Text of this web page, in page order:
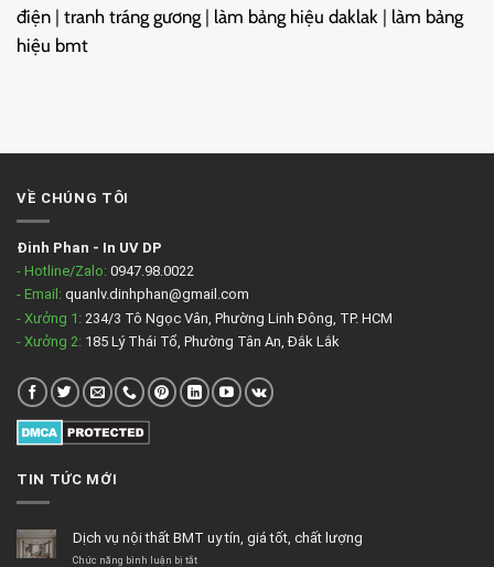
điện | tranh tráng gương | làm bảng hiệu daklak | làm bảng
hiệu bmt
VỀ CHÚNG TÔI
Đinh Phan - In UV DP
- Hotline/Zalo: 0947.98.0022
- Email: quanlv.dinhphan@gmail.com
- Xưởng 1: 234/3 Tô Ngọc Vân, Phường Linh Đông, TP. HCM
- Xưởng 2: 185 Lý Thái Tổ, Phường Tân An, Đắk Lắk
TIN TỨC MỚI
Dịch vụ nội thất BMT uy tín, giá tốt, chất lượng
Chức năng bình luận bị tắtở